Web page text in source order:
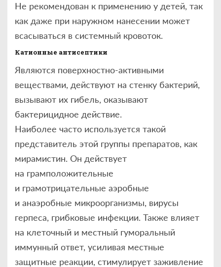
Не рекомендован к применению у детей, так
как даже при наружном нанесении может
всасываться в системный кровоток.
Катионные антисептики
Являются поверхностно-активными
веществами, действуют на стенку бактерий,
вызывают их гибель, оказывают
бактерицидное действие.
Наиболее часто используется такой
представитель этой группы препаратов, как
мирамистин. Он действует
на грамположительные
и грамотрицательные аэробные
и анаэробные микроорганизмы, вирусы
герпеса, грибковые инфекции. Также влияет
на клеточный и местный гуморальный
иммунный ответ, усиливая местные
защитные реакции, стимулирует заживление